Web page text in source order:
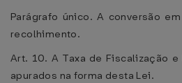
Parágrafo único. A conversão
recolhimento.
Art. 10. A Taxa de Fiscalização
apurados na forma desta Lei.